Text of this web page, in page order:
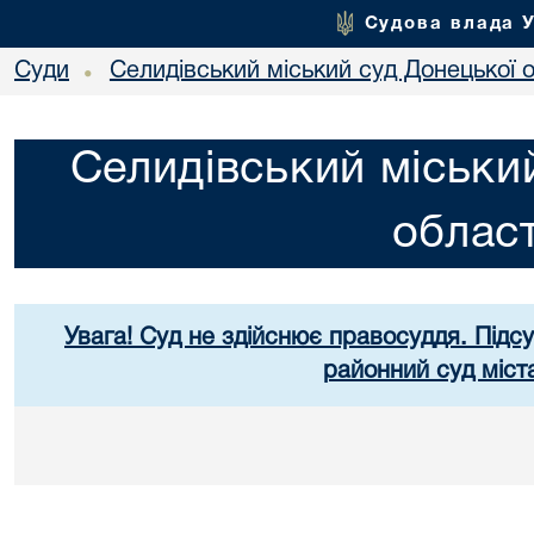
Судова влада
Суди • Селидівський міський суд Донецької
Селидівський
Увага! Суд не здійснює правосуддя.
районний суд